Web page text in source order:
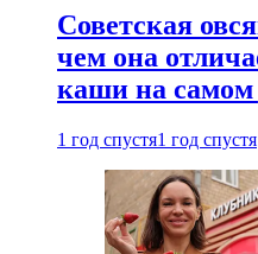
Советская
чем она
каши на самом
1 год спустя1 год спустя